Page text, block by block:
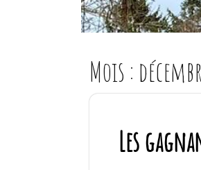
Mois :
Les